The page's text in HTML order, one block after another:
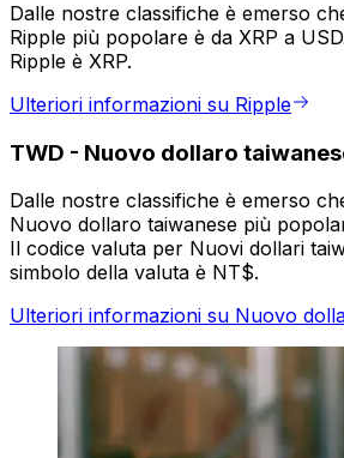
Dalle nostre classifiche è emerso
Ripple più popolare è da XRP a
Ripple è XRP.
Ulteriori informazioni su Ripple
TWD - Nuovo dollaro
Dalle nostre classifiche è emerso
Nuovo dollaro taiwanese più
Il codice valuta per Nuovi dollari
simbolo della valuta è NT$.
Ulteriori informazioni su Nuovo